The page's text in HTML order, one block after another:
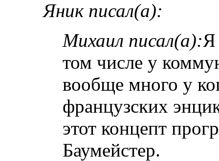
Яник писал(а):
Михаил писал(а):Я
том числе у
вообще много у
французских
этот концепт
Баумейстер.